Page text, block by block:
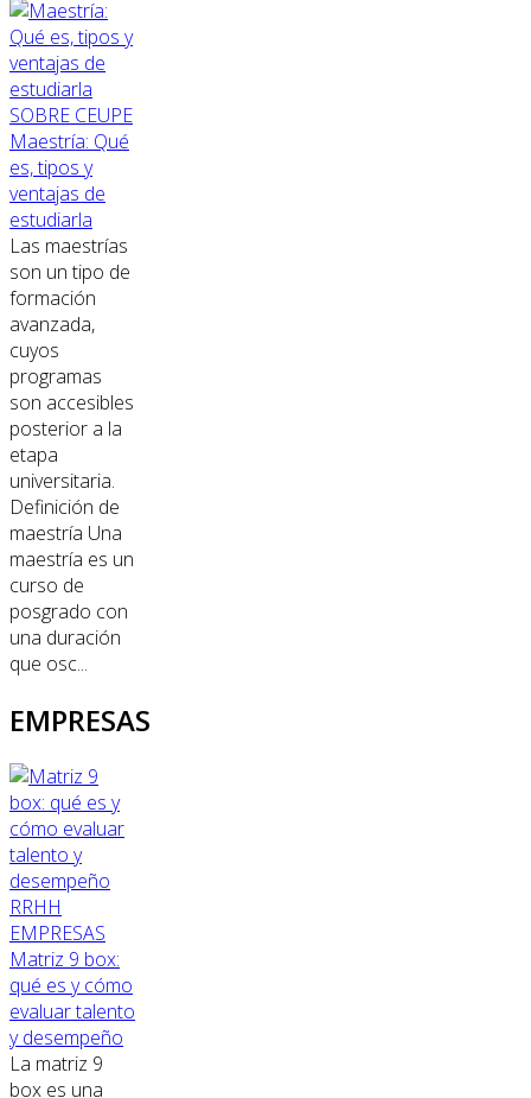
SOBRE CEUPE
Maestría: Qué
es, tipos y
ventajas de
estudiarla
Las maestrías
son un tipo de
formación
avanzada,
cuyos
programas
son accesibles
posterior a la
etapa
universitaria.
Definición de
maestría Una
maestría es un
curso de
posgrado con
una duración
que osc...
EMPRESAS
RRHH
EMPRESAS
Matriz 9 box:
qué es y cómo
evaluar talento
y desempeño
La matriz 9
box es una